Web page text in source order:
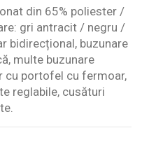
din 65% poliester /
gri antracit / negru /
bidirecțional, buzunare
multe buzunare
cu portofel cu fermoar,
reglabile, cusături